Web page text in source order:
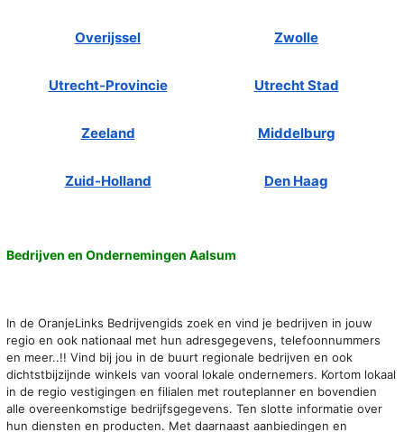
Overijssel Zwolle
Utrecht-Provincie Utrecht Stad
Zeeland Middelburg
Zuid-Holland Den Haag
Bedrijven en Ondernemingen Aalsum
In de OranjeLinks Bedrijvengids zoek en vind je bedrijven in jouw
regio en ook nationaal met hun adresgegevens, telefoonnummers
en meer..!! Vind bij jou in de buurt regionale bedrijven en ook
dichtstbijzijnde winkels van vooral lokale ondernemers. Kortom lokaal
in de regio vestigingen en filialen met routeplanner en bovendien
alle overeenkomstige bedrijfsgegevens. Ten slotte informatie over
hun diensten en producten. Met daarnaast aanbiedingen en